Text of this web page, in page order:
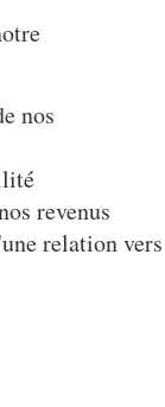
nos
revenus
relation vers